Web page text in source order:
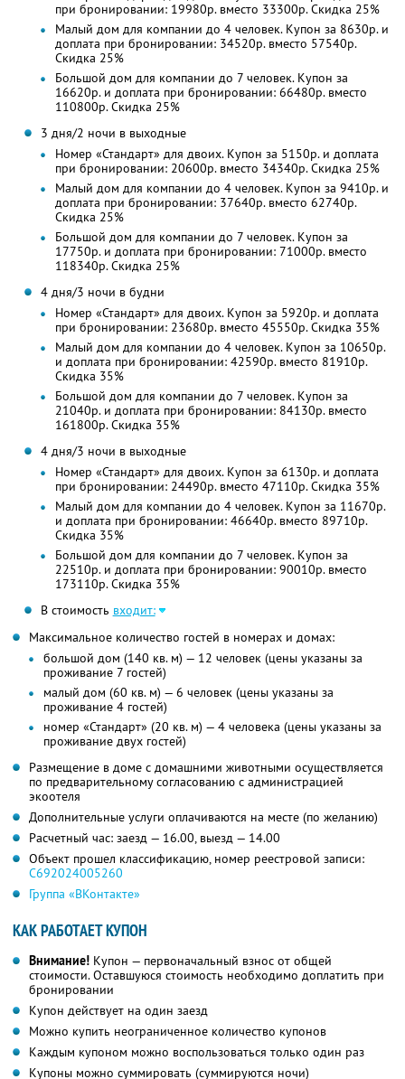
при бронировании: 19980р. вместо 33300р. Скидка 25%
Малый дом для компании до 4 человек. Купон за 8630р. и
доплата при бронировании: 34520р. вместо 57540р.
Скидка 25%
Большой дом для компании до 7 человек. Купон за
16620р. и доплата при бронировании: 66480р. вместо
110800р. Скидка 25%
3 дня/2 ночи в выходные
Номер «Стандарт» для двоих. Купон за 5150р. и доплата
при бронировании: 20600р. вместо 34340р. Скидка 25%
Малый дом для компании до 4 человек. Купон за 9410р. и
доплата при бронировании: 37640р. вместо 62740р.
Скидка 25%
Большой дом для компании до 7 человек. Купон за
17750р. и доплата при бронировании: 71000р. вместо
118340р. Скидка 25%
4 дня/3 ночи в будни
Номер «Стандарт» для двоих. Купон за 5920р. и доплата
при бронировании: 23680р. вместо 45550р. Скидка 35%
Малый дом для компании до 4 человек. Купон за 10650р.
и доплата при бронировании: 42590р. вместо 81910р.
Скидка 35%
Большой дом для компании до 7 человек. Купон за
21040р. и доплата при бронировании: 84130р. вместо
161800р. Скидка 35%
4 дня/3 ночи в выходные
Номер «Стандарт» для двоих. Купон за 6130р. и доплата
при бронировании: 24490р. вместо 47110р. Скидка 35%
Малый дом для компании до 4 человек. Купон за 11670р.
и доплата при бронировании: 46640р. вместо 89710р.
Скидка 35%
Большой дом для компании до 7 человек. Купон за
22510р. и доплата при бронировании: 90010р. вместо
173110р. Скидка 35%
В стоимость входит:
Максимальное количество гостей в номерах и домах:
большой дом (140 кв. м) — 12 человек (цены указаны за
проживание 7 гостей)
малый дом (60 кв. м) — 6 человек (цены указаны за
проживание 4 гостей)
номер «Стандарт» (20 кв. м) — 4 человека (цены указаны за
проживание двух гостей)
Размещение в доме с домашними животными осуществляется
по предварительному согласованию с администрацией
экоотеля
Дополнительные услуги оплачиваются на месте (по желанию)
Расчетный час: заезд — 16.00, выезд — 14.00
Объект прошел классификацию, номер реестровой записи:
С692024005260
Группа «ВКонтакте»
КАК РАБОТАЕТ КУПОН
Внимание! Купон — первоначальный взнос от общей
стоимости. Оставшуюся стоимость необходимо доплатить при
бронировании
Купон действует на один заезд
Можно купить неограниченное количество купонов
Каждым купоном можно воспользоваться только один раз
Купоны можно суммировать (суммируются ночи)